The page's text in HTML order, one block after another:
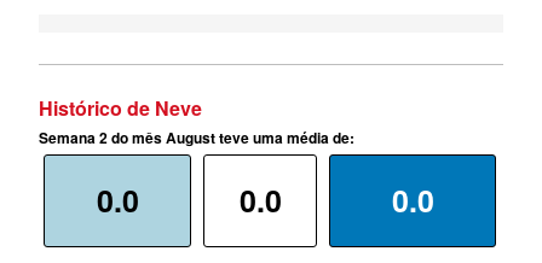
Histórico de Neve
Semana 2 do mês August teve uma média de:
0.0 0.0 0.0